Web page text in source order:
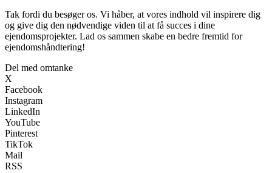
Tak fordi du besøger os. Vi håber, at vores indhold vil inspirere dig
og give dig den nødvendige viden til at få succes i dine
ejendomsprojekter. Lad os sammen skabe en bedre fremtid for
ejendomshåndtering!
Del med omtanke
X
Facebook
Instagram
LinkedIn
YouTube
Pinterest
TikTok
Mail
RSS